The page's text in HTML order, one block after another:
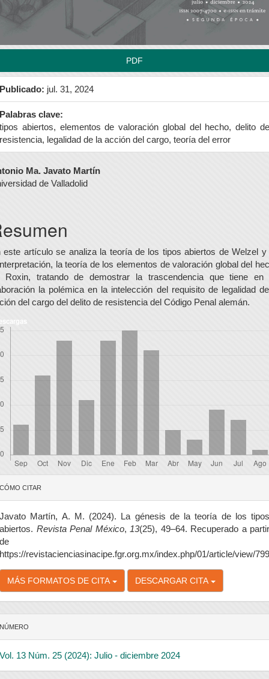
PDF
Publicado: jul. 31, 2024
Palabras clave:
tipos abiertos, elementos de valoración global del hecho, delito de
resistencia, legalidad de la acción del cargo, teoría del error
Ma. Javato Martín
de Valladolid
este artículo se analiza la teoría de los tipos abiertos de Welzel y
la teoría de los elementos de valoración global del
Roxin, tratando de demostrar la trascendencia que tiene en
la polémica en la intelección del requisito de legalidad
del cargo del delito de resistencia del Código Penal alemán.
CÓMO CITAR
Javato Martín, A. M. (2024). La génesis de la teoría de los tipos
abiertos. Revista Penal México, 13(25), 49–64. Recuperado a partir
de
https://revistacienciasinacipe.fgr.org.mx/index.php/01/article/view/799
MÁS FORMATOS DE CITA DESCARGAR CITA
NÚMERO
Vol. 13 Núm. 25 (2024): Julio - diciembre 2024